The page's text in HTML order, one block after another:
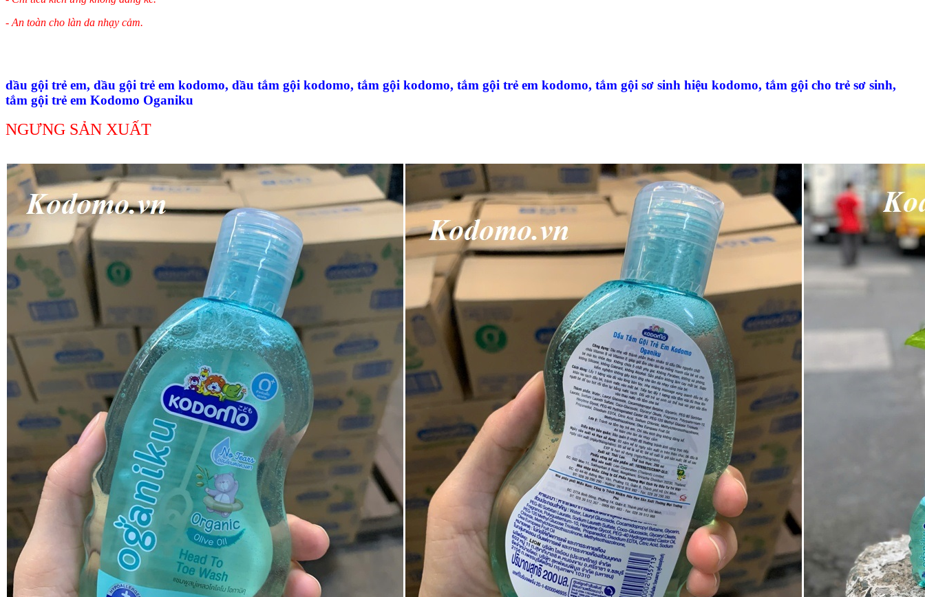
- An toàn cho làn da nhạy cảm.
dầu gội trẻ em, dầu gội trẻ em kodomo, dầu tắm gội kodomo, tắm gội kodomo, tắm gội trẻ em kodomo, tắm gội sơ sinh hiệu kodomo, tắm gội cho trẻ sơ sinh,
tắm gội trẻ em Kodomo Oganiku
NGƯNG SẢN XUẤT